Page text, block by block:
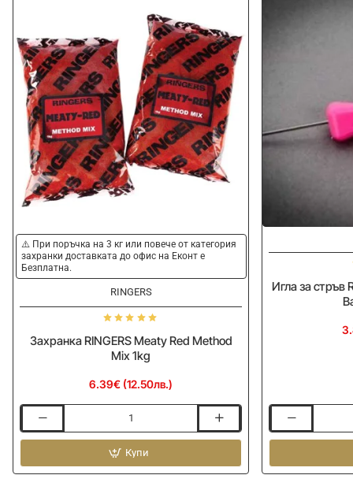
⚠️ При поръчка на 3 кг или повече от категория
захранки доставката до офис на Еконт е
Безплатна.
RINGERS
Захранка RINGERS Meaty Red Method
Mix 1kg
6.39€ (12.50лв.)
RINGERS
Red
Купи
Игла за стръв
за
RINGERS